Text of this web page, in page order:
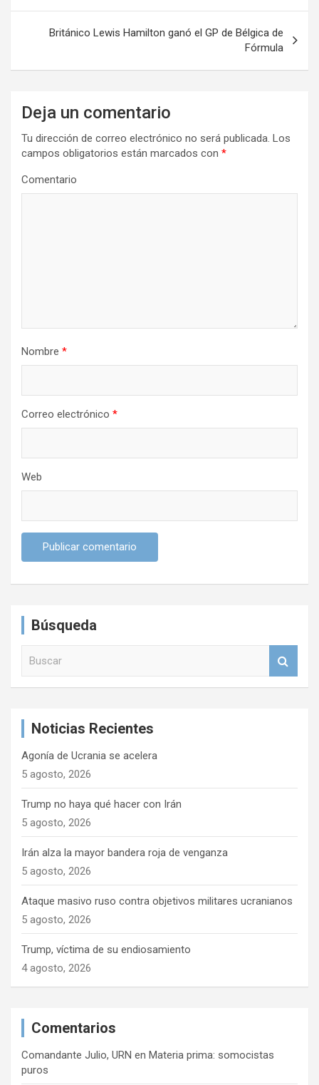
g
Británico Lewis Hamilton ganó el GP de Bélgica de
Fórmula
Deja un comentario
Tu dirección de correo electrónico no será publicada. Los
campos obligatorios están marcados con *
Comentario
Nombre *
Correo electrónico *
Web
Búsqueda
Noticias Recientes
Agonía de Ucrania se acelera
5 agosto, 2026
Trump no haya qué hacer con Irán
5 agosto, 2026
Irán alza la mayor bandera roja de venganza
5 agosto, 2026
Ataque masivo ruso contra objetivos militares ucranianos
5 agosto, 2026
Trump, víctima de su endiosamiento
4 agosto, 2026
Comentarios
Comandante Julio, URN en Materia prima: somocistas
puros